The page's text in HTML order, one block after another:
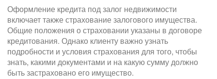
Оформление кредита под залог недвижимости
включает также страхование залогового имущества.
Общие положения о страховании указаны в договоре
кредитования. Однако клиенту важно узнать
подробности и условия страхования для того, чтобы
знать, какими документами и на какую сумму должно
быть застраховано его имущество.